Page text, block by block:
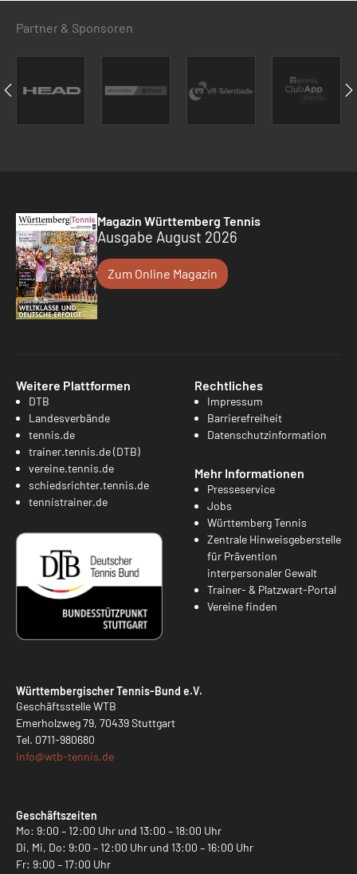
Partner & Sponsoren
Magazin Württemberg Tennis
Ausgabe August 2026
Zum Online Magazin
Weitere Plattformen
DTB
Landesverbände
tennis.de
trainer.tennis.de (DTB)
vereine.tennis.de
schiedsrichter.tennis.de
tennistrainer.de
Rechtliches
Impressum
Barrierefreiheit
Datenschutzinformation
Mehr Informationen
Presseservice
Jobs
Württemberg Tennis
Zentrale Hinweisgeberstelle
für Prävention
interpersonaler Gewalt
Trainer- & Platzwart-Portal
Vereine finden
Württembergischer Tennis-Bund e.V.
Geschäftsstelle WTB
Emerholzweg 79, 70439 Stuttgart
Tel. 0711-980680
info@wtb-tennis.de
Geschäftszeiten
Mo: 9:00 – 12:00 Uhr und 13:00 – 18:00 Uhr
Di, Mi, Do: 9:00 – 12:00 Uhr und 13:00 – 16:00 Uhr
Fr: 9:00 – 17:00 Uhr